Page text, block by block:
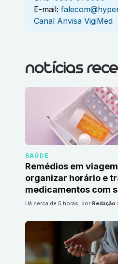
E-mail:
Canal Anvisa VigiMed
notícias
SAÚDE
Remédios em
organizar horário e
medicamentos com
há cerca de 5 horas, por Redação